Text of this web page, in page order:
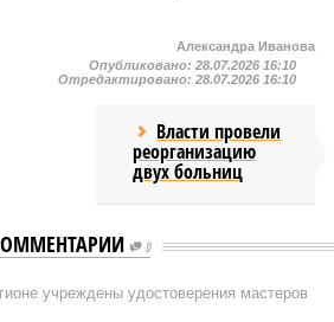
Александра Иванова
Опубликовано: 28.07.2026 16:10
Отредактировано: 28.07.2026 16:10
Власти провели
реорганизацию
двух больниц
0
учреждены удостоверения мастеров